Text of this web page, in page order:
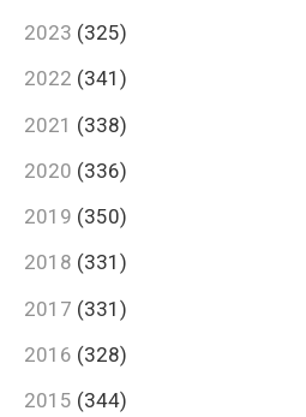
2023 (325)
2022 (341)
2021 (338)
2020 (336)
2019 (350)
2018 (331)
2017 (331)
2016 (328)
2015 (344)